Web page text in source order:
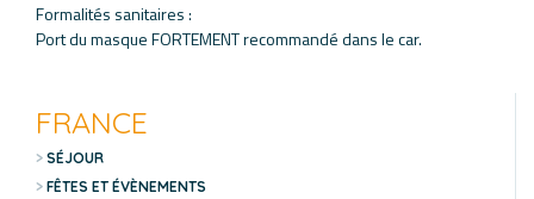
Formalités sanitaires :
Port du masque FORTEMENT recommandé dans le car.
FRANCE
SÉJOUR
FÊTES ET ÉVÈNEMENTS